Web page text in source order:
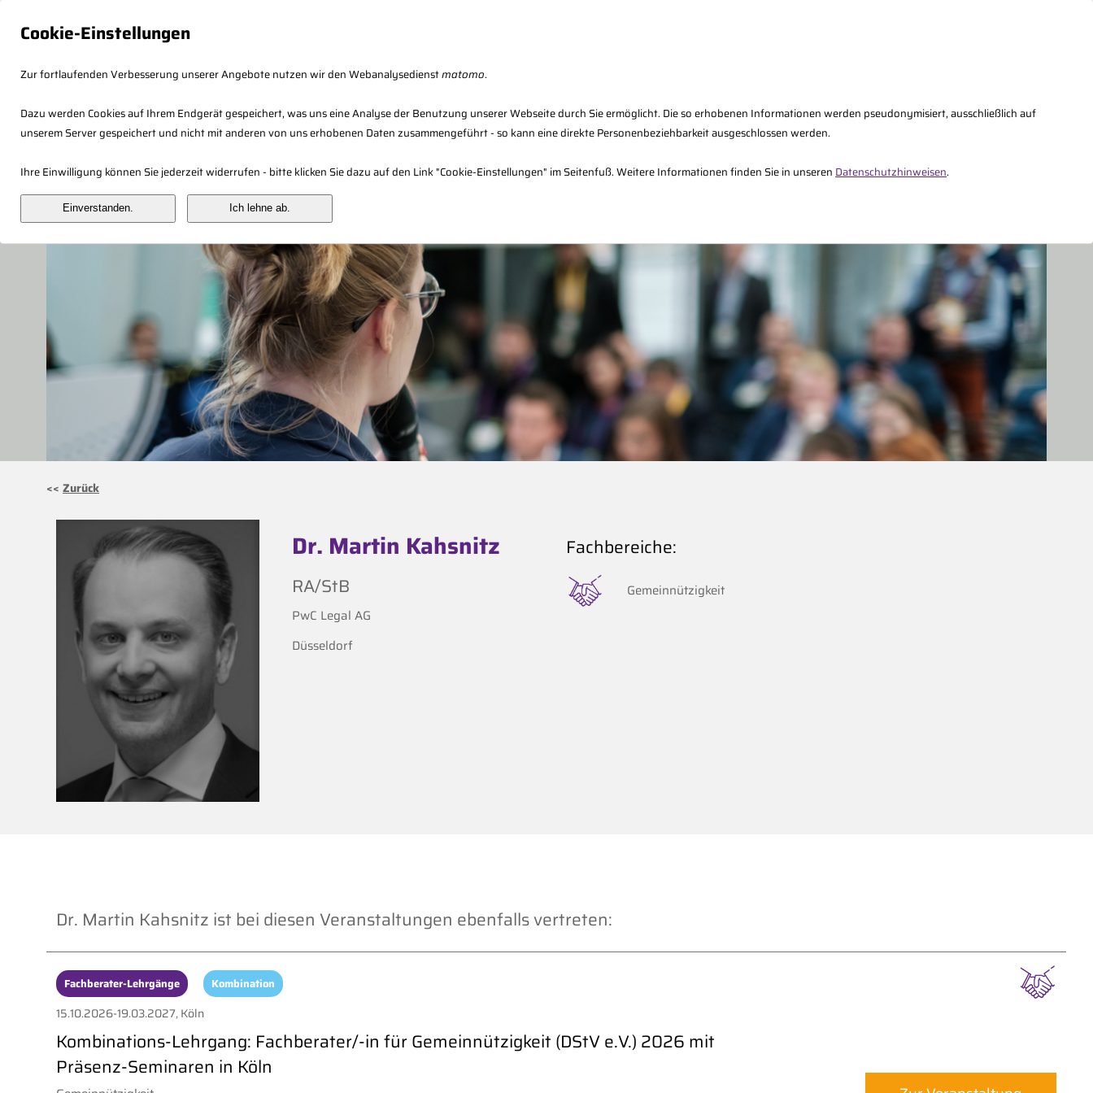
Cookie-Einstellungen
Zur fortlaufenden Verbesserung unserer Angebote nutzen wir den Webanalysedienstmatomo.
Dazu werden Cookies auf Ihrem Endgerät gespeichert, was uns eine Analyse der Benutzung unserer Webseite durch Sie ermöglicht. Die so erhobenen Informationen werden pseudonymisiert, ausschließlich auf
unserem Server gespeichert und nicht mit anderen von uns erhobenen Daten zusammengeführt - so kann eine direkte Personenbeziehbarkeit ausgeschlossen werden.
Ihre Einwilligung können Sie jederzeit widerrufen - bitte klicken Sie dazu auf den Link "Cookie-Einstellungen" im Seitenfuß. Weitere Informationen finden Sie in unseren Datenschutzhinweisen.
Einverstanden. Ich lehne ab.
<< Zurück
Dr. Martin Kahsnitz
RA/StB
PwC Legal AG
Düsseldorf
Fachbereiche:
Gemeinnützigkeit
Dr. Martin Kahsnitz ist bei diesen Veranstaltungen ebenfalls vertreten:
Fachberater-Lehrgänge Kombination
15.10.2026-19.03.2027, Köln
Kombinations-Lehrgang: Fachberater/-in für Gemeinnützigkeit (DStV e.V.) 2026 mit
Präsenz-Seminaren in Köln